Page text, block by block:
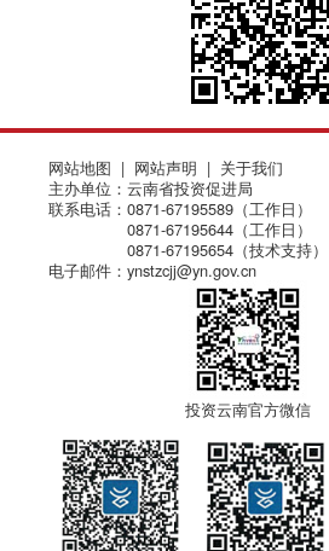
网站地图 | 网站声明 | 关于我们
主办单位：云南省投资促进局
联系电话：0871-67195589（工作日）
0871-67195644（工作日）
0871-67195654（技术支持）
电子邮件：ynstzcjj@yn.gov.cn
投资云南官方微信